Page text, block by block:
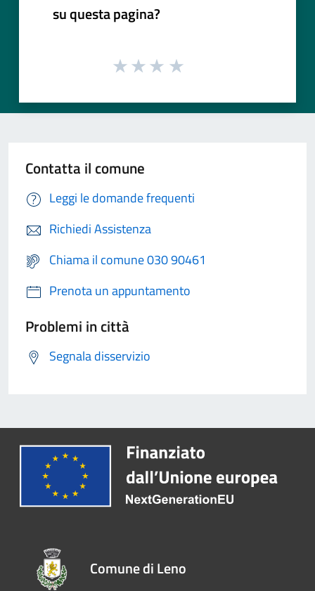
su questa pagina?
Contatta il comune
Leggi le domande frequenti
Richiedi Assistenza
Chiama il comune 030 90461
Prenota un appuntamento
Problemi in città
Segnala disservizio
Comune di Leno